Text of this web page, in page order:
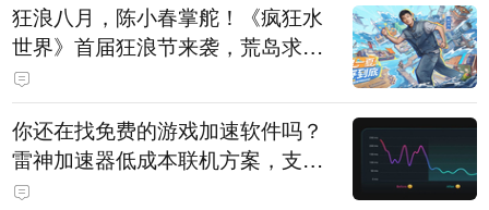
狂浪八月，陈小春掌舵！《疯狂水
世界》首届狂浪节来袭，荒岛求生
直播即将开启
你还在找免费的游戏加速软件吗？
雷神加速器低成本联机方案，支持
免费试用